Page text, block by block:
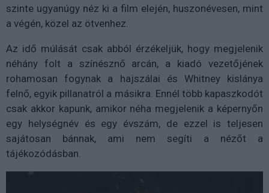
szinte ugyanúgy néz ki a film elején, huszonévesen, mint
a végén, közel az ötvenhez.
Az idő múlását csak abból érzékeljük, hogy megjelenik
néhány folt a színésznő arcán, a kiadó vezetőjének
rohamosan fogynak a hajszálai és Whitney kislánya
felnő, egyik pillanatról a másikra. Ennél több kapaszkodót
csak akkor kapunk, amikor néha megjelenik a képernyőn
egy helységnév és egy évszám, de ezzel is teljesen
sajátosan bánnak, ami nem segíti a nézőt a
tájékozódásban.